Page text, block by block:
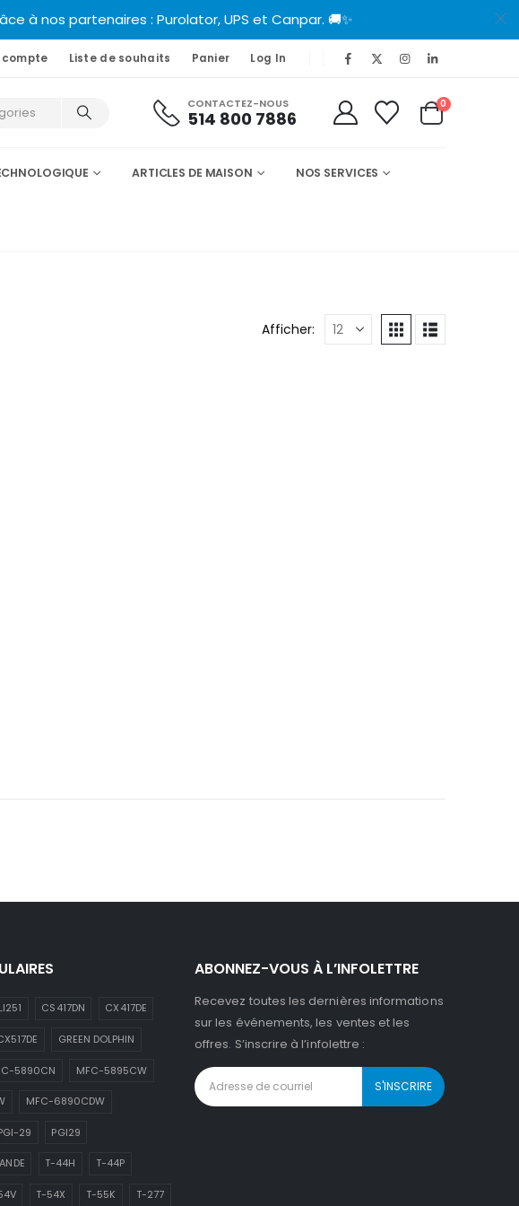
à nos partenaires : Purolator, UPS et Canpar. 🚚✨
compte Liste de souhaits Panier Log In
CONTACTEZ-NOUS
514 800 7886
0
ARTICLES DE MAISON NOS SERVICES
Afficher:
CS417DN CX417DE
GREEN DOLPHIN
5890CN MFC-5895CW
MFC-6890CDW
29 PGI29
T-44H T-44P
T-54X T-55K T-277
ABONNEZ-VOUS À L’INFOLETTRE
Recevez toutes les dernières informations
sur les événements, les ventes et les
offres. S’inscrire à l’infolettre :